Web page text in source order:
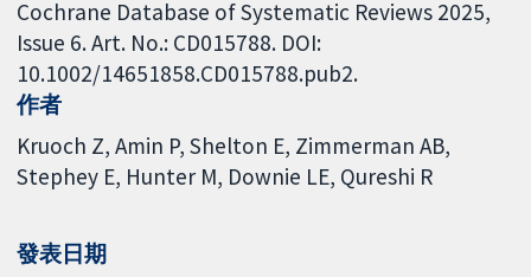
Cochrane Database of Systematic Reviews 2025,
Issue 6. Art. No.: CD015788. DOI:
10.1002/14651858.CD015788.pub2.
作者
Kruoch Z Amin P Shelton E Zimmerman AB
Stephey E Hunter M Downie LE Qureshi R
發表日期